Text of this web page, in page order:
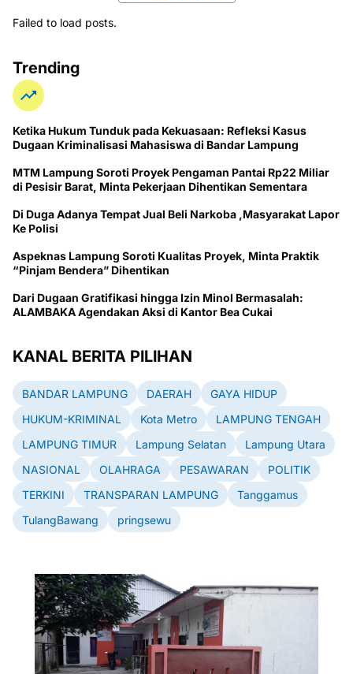
Failed to load posts.
Trending
Ketika Hukum Tunduk pada Kekuasaan: Refleksi Kasus
Dugaan Kriminalisasi Mahasiswa di Bandar Lampung
MTM Lampung Soroti Proyek Pengaman Pantai Rp22 Miliar
di Pesisir Barat, Minta Pekerjaan Dihentikan Sementara
Di Duga Adanya Tempat Jual Beli Narkoba ,Masyarakat Lapor
Ke Polisi
Aspeknas Lampung Soroti Kualitas Proyek, Minta Praktik
“Pinjam Bendera” Dihentikan
Dari Dugaan Gratifikasi hingga Izin Minol Bermasalah:
ALAMBAKA Agendakan Aksi di Kantor Bea Cukai
KANAL BERITA PILIHAN
BANDAR LAMPUNG DAERAH
GAYA HIDUP
HUKUM-KRIMINAL
Kota Metro
LAMPUNG TENGAH
LAMPUNG TIMUR
Lampung Selatan
Lampung Utara
NASIONAL
OLAHRAGA PESAWARAN
POLITIK
TERKINI
TRANSPARAN LAMPUNG
Tanggamus
TulangBawang
pringsewu